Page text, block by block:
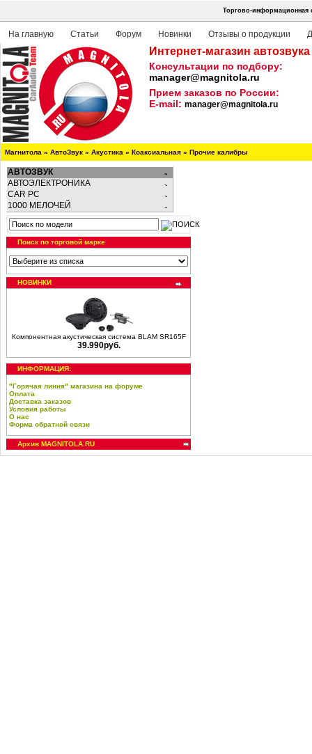
Торгово-информационная
На главную Статьи Форум Новинки Отзывы о продукции
Интернет-магазин
Консультации по подбору:
manager@magnitola.ru
Прием заказов по России:
E-mail: manager@magnitola.ru
Магнитола » АвтоЗвук » Акустика » Коаксиальная » Прочие калибры
АВТОЗВУК
АВТОЭЛЕКТРОНИКА
CAR PC
1000 МЕЛОЧЕЙ
Поиск по торговой марке
НОВИНКИ
Компонентная акустическая система BLAM SR165F
39.990руб.
ИНФОРМАЦИЯ:
"Горячая линия" магазина на форуме
Оплата
Доставка заказов
Условия работы
О нас
Форма обратной связи
Архив MAGNITOLA.RU